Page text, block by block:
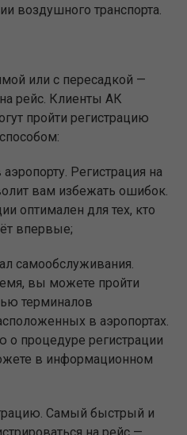
воздушного транспорта.
или с пересадкой —
на рейс. Клиенты АК
пройти регистрацию
Регистрация на
вам избежать ошибок.
оптимален для тех, кто
впервые;
самообслуживания.
вы можете пройти
терминалов
в аэропортах.
процедуре регистрации
в информационном
Самый быстрый и